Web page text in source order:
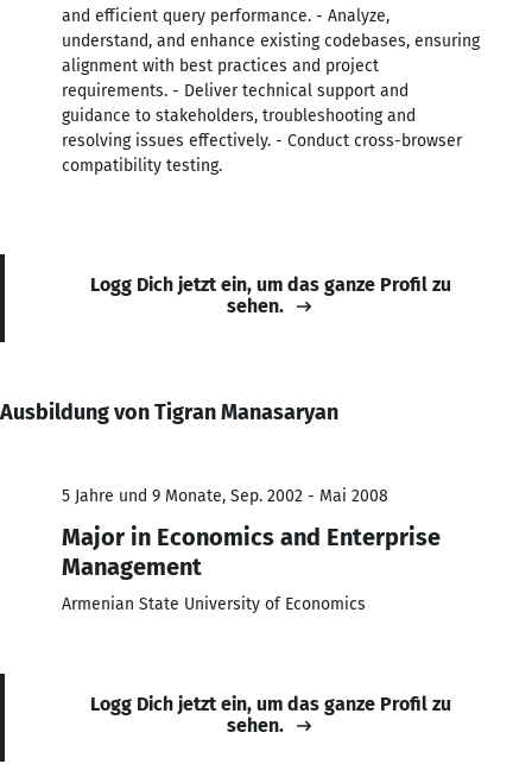
and efficient query performance. - Analyze,
understand, and enhance existing codebases, ensuring
alignment with best practices and project
requirements. - Deliver technical support and
guidance to stakeholders, troubleshooting and
resolving issues effectively. - Conduct cross-browser
compatibility testing.
Logg Dich jetzt ein, um das ganze Profil zu
sehen.
Ausbildung von Tigran Manasaryan
5 Jahre und 9 Monate, Sep. 2002 - Mai 2008
Major in Economics and Enterprise
Management
Armenian State University of Economics
Logg Dich jetzt ein, um das ganze Profil zu
sehen.